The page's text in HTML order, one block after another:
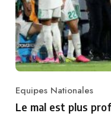
Category
Equipes Nationales
Le mal est plus